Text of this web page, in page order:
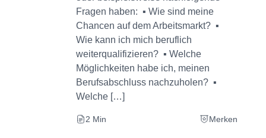
Fragen haben: ▪ Wie sind meine
Chancen auf dem Arbeitsmarkt? ▪
Wie kann ich mich beruflich
weiterqualifizieren? ▪ Welche
Möglichkeiten habe ich, meinen
Berufsabschluss nachzuholen? ▪
Welche […]
2 Min Merken